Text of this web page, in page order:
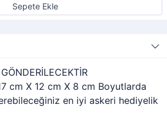
Sepete Ekle
cm X 12 cm X 8 cm Boyutlarda
en iyi askeri hediyelik